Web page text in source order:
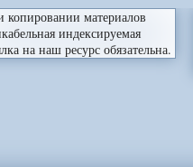
копировании материалов
индексируемая
на наш ресурс обязательна.